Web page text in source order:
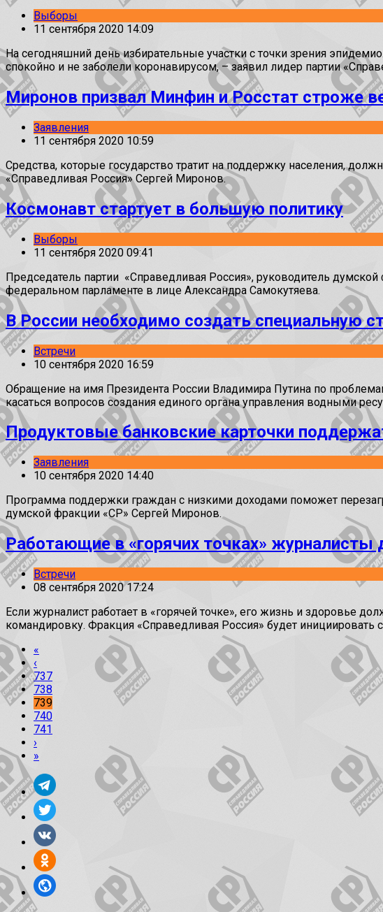
Выборы
11 сентября 2020 14:09
На сегодняшний день избирательные участки с точки зрения
спокойно и не заболели коронавирусом, – заявил лидер партии
Миронов призвал Минфин и Росстат строже
Заявления
11 сентября 2020 10:59
Средства, которые государство тратит на поддержку населения,
«Справедливая Россия» Сергей Миронов.
Космонавт стартует в большую политику
Выборы
11 сентября 2020 09:41
Председатель партии «Справедливая Россия», руководитель
федеральном парламенте в лице Александра Самокутяева.
В России необходимо создать специальную
Встречи
10 сентября 2020 16:59
Обращение на имя Президента России Владимира Путина по
касаться вопросов создания единого органа управления водными
Продуктовые банковские карточки
Заявления
10 сентября 2020 14:40
Программа поддержки граждан с низкими доходами поможет
думской фракции «СР» Сергей Миронов.
Работающие в «горячих точках»
Встречи
08 сентября 2020 17:24
Если журналист работает в «горячей точке», его жизнь и здоровье
командировку. Фракция «Справедливая Россия» будет
«
‹
737
738
739
740
741
›
»